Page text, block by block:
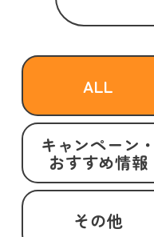
ALL
キャンペーン・
おすすめ情報
その他